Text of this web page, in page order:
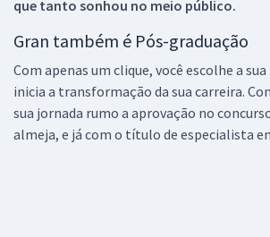
que tanto sonhou no meio público.
Gran também é Pós-graduação
Com apenas um clique, você escolhe a
inicia a transformação da sua carreira.
sua jornada rumo a aprovação no
almeja, e já com o título de especialista